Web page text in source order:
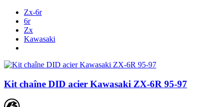
Zx-6r
6r
Zx
Kawasaki
Kit chaîne DID acier Kawasaki ZX-6R 95-97